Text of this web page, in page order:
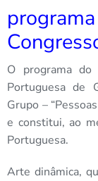
O programa do
Portuguesa de
Grupo –
e constitui, ao
Portuguesa.
Arte dinâmica,